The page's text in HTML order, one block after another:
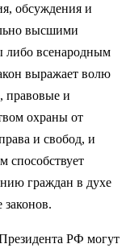
обсуждения и
высшими
либо всенародным
выражает волю
правовые и
охраны от
и свобод, и
способствует
граждан в духе
РФ могут